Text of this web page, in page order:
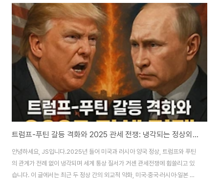
서의 미래를 심층적으로 정리해드립니다.1. 국제 사회의 평화 협상 모멘텀, 왜
다시 부상했나?우크라이나 전쟁은 2022년 2월 러시아의 침공 이후 장기전
양상으로 치달았으나, 2025년 들어 유럽, 미국, 우크라이나 등 주요 당사국 간
새 외교적 ‘윈도’가 열렸습니다.트럼프-젤렌스키 3차 회담: 양국의 전격 정상회
담에서 ..
트럼프-푸틴 갈등 격화와 2025 관세 전쟁: 냉각되는 정상외교와 통상 리스크 진단
안녕하세요, JS입니다.2025년 들어 미국과 러시아 양국 정상, 트럼프와 푸틴
의 관계가 전례 없이 냉각되며 세계 통상 질서가 거센 관세전쟁에 휩쓸리고 있
습니다. 이 글에서는 최근 두 정상 간의 외교적 악화, 미국·중국·러시아·일본 등